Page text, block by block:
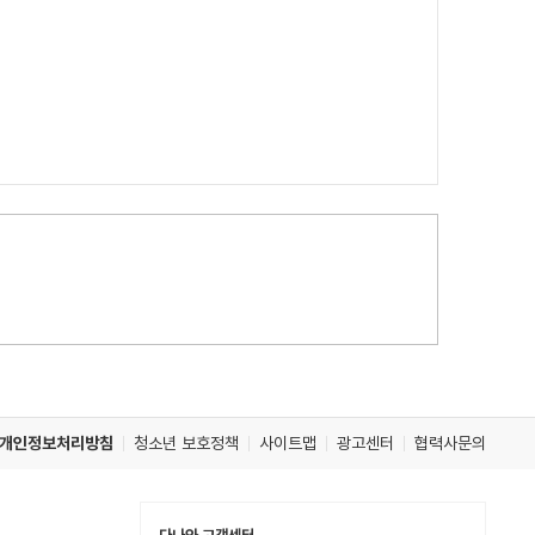
개인정보처리방침 청소년 보호정책 사이트맵 광고센터 협력사문의